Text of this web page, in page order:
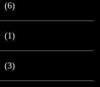
(6)
(1)
(3)